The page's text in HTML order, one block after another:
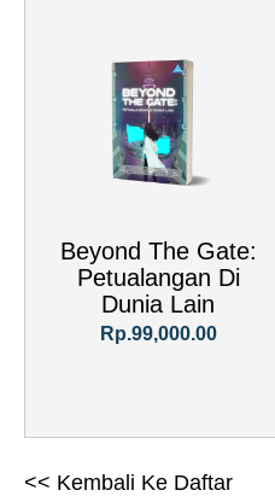
Beyond The Gate:
Petualangan Di
Dunia Lain
Rp.99,000.00
<< Kembali Ke Daftar